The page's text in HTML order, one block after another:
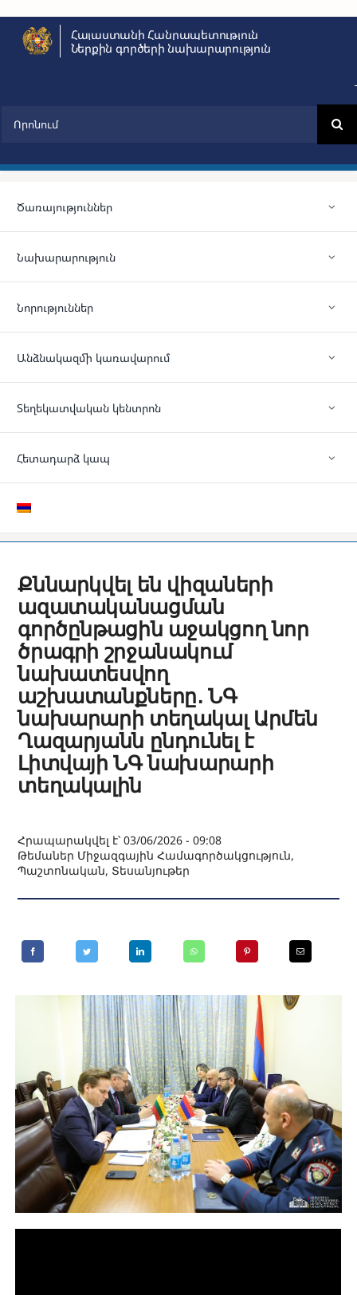
content
Հայաստանի Հանրապետություն
Ներքին գործերի նախարարություն
Ծառայություններ
Նախարարություն
Նորություններ
Անձնակազմի կառավարում
Տեղեկատվական կենտրոն
Հետադարձ կապ
Քննարկվել են վիզաների
ազատականացման
գործընթացին աջակցող նոր
ծրագրի շրջանակում
նախատեսվող
աշխատանքները․ ՆԳ
նախարարի տեղակալ Արմեն
Ղազարյանն ընդունել է
Լիտվայի ՆԳ նախարարի
տեղակալին
Հրապարակվել է՝ 03/06/2026 - 09:08
Թեմաներ Միջազգային Համագործակցություն,
Պաշտոնական, Տեսանյութեր